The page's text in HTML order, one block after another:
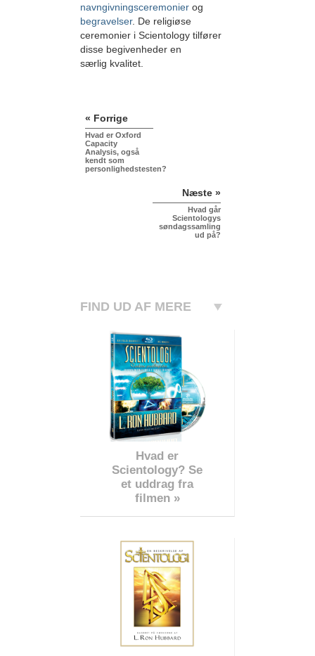
navngivningsceremonier og
begravelser. De religiøse
ceremonier i Scientology tilfører
disse begivenheder en
særlig kvalitet.
« Forrige
Hvad er Oxford
Capacity
Analysis, også
kendt som
personlighedstesten?
Næste »
Hvad går
Scientologys
søndagssamling
ud på?
FIND UD AF MERE
Hvad er
Scientology? Se
et uddrag fra
filmen »